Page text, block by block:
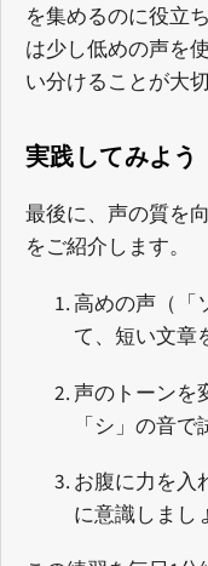
を集めるのに役立
は少し低めの声を
い分けることが大切
実践してみよう
最後に、声の質を
をご紹介します。
高めの声（「
て、短い文章
声のトーンを
「シ」の音で
お腹に力を入
に意識しまし